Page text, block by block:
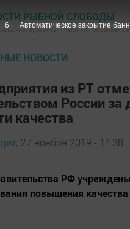
РЫБНОЙ СЛОБОДЫ
"Сельские горизонты" - Рыбно-Слободский
НОВОСТИ
из РТ
России за
качества
27 ноября 2019 - 14:38
РФ
повышения
5 Автоматическое закрытие